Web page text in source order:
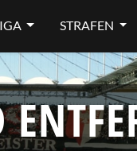
STRAFEN